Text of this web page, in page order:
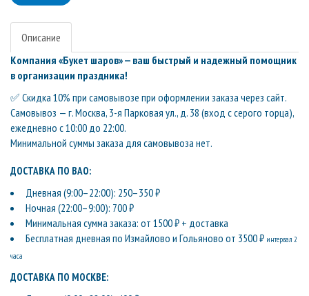
Описание
Компания «Букет шаров» — ваш быстрый и надежный помощник
в организации праздника!
✅ Скидка 10% при самовывозе при оформлении заказа через сайт.
Самовывоз — г. Москва, 3-я Парковая ул., д. 38 (вход с серого торца),
ежедневно с 10:00 до 22:00.
Минимальной суммы заказа для самовывоза нет.
ДОСТАВКА ПО ВАО:
Дневная (9:00–22:00): 250–350 ₽
Ночная (22:00–9:00): 700 ₽
Минимальная сумма заказа: от 1500 ₽ + доставка
Бесплатная дневная по Измайлово и Гольяново от 3500 ₽ интервал 2
часа
ДОСТАВКА ПО МОСКВЕ: